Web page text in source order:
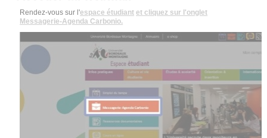
Rendez-vous sur l'espace étudiant et cliquez sur l'onglet
Messagerie-Agenda Carbonio.